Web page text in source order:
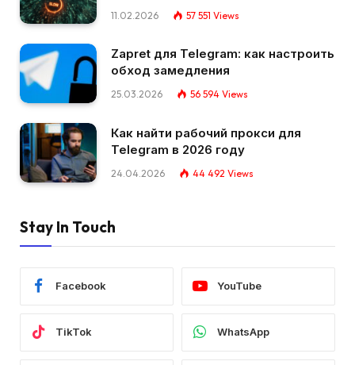
11.02.2026 57 551 Views
Zapret для Telegram: как настроить
обход замедления
25.03.2026 56 594 Views
Как найти рабочий прокси для
Telegram в 2026 году
24.04.2026 44 492 Views
Stay In Touch
Facebook YouTube
TikTok WhatsApp